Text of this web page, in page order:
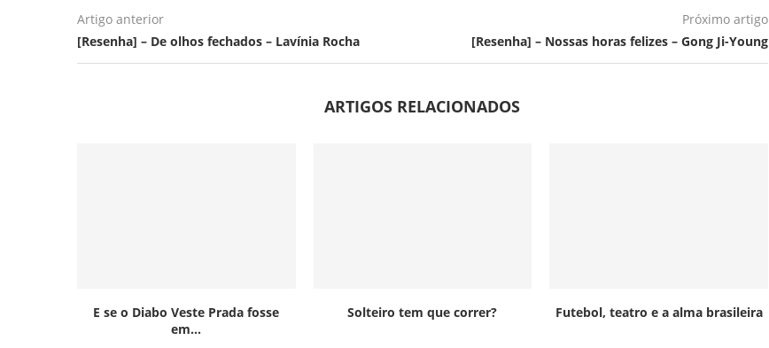
Artigo anterior
[Resenha] – De olhos fechados – Lavínia Rocha
Próximo artigo
[Resenha] – Nossas horas felizes – Gong Ji-Young
ARTIGOS RELACIONADOS
E se o Diabo Veste Prada fosse
em...
Solteiro tem que correr? Futebol, teatro e a alma brasileira